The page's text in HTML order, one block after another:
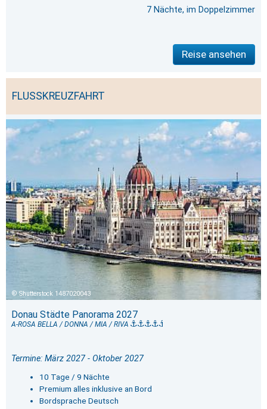
7 Nächte, im Doppelzimmer
Reise ansehen
FLUSSKREUZFAHRT
Shutterstock 1487020043
Donau Städte Panorama 2027
A-ROSA BELLA / DONNA / MIA / RIVA
Termine: März 2027 - Oktober 2027
10 Tage / 9 Nächte
Premium alles inklusive an Bord
Bordsprache Deutsch